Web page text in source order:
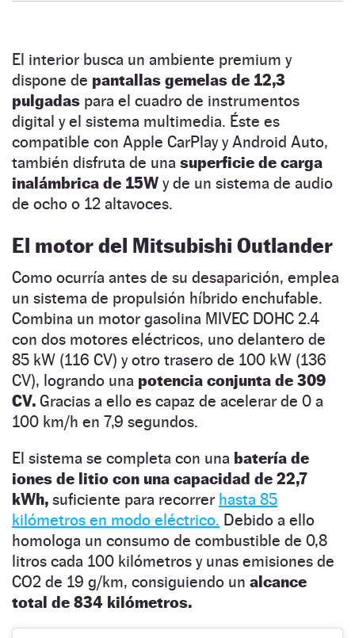
El interior busca un ambiente premium y
dispone de pantallas gemelas de 12,3
pulgadas para el cuadro de instrumentos
digital y el sistema multimedia. Éste es
compatible con Apple CarPlay y Android Auto,
también disfruta de una superficie de carga
inalámbrica de 15W y de un sistema de audio
de ocho o 12 altavoces.
El motor del Mitsubishi Outlander
Como ocurría antes de su desaparición, emplea
un sistema de propulsión híbrido enchufable.
Combina un motor gasolina MIVEC DOHC 2.4
con dos motores eléctricos, uno delantero de
85 kW (116 CV) y otro trasero de 100 kW (136
CV), logrando una potencia conjunta de 309
CV. Gracias a ello es capaz de acelerar de 0 a
100 km/h en 7,9 segundos.
El sistema se completa con una batería de
iones de litio con una capacidad de 22,7
kWh, suficiente para recorrer hasta 85
kilómetros en modo eléctrico. Debido a ello
homologa un consumo de combustible de 0,8
litros cada 100 kilómetros y unas emisiones de
CO2 de 19 g/km, consiguiendo un alcance
total de 834 kilómetros.